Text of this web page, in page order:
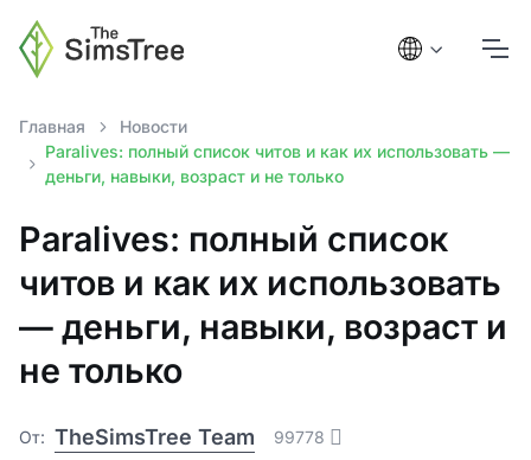
Главная
Новости
Paralives: полный список читов и как их использовать —
деньги, навыки, возраст и не только
Paralives: полный список
читов и как их использовать
— деньги, навыки, возраст и
не только
От: TheSimsTree Team 99778